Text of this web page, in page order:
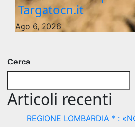
Targatocn.it
Ago 6, 2026
Cerca
Articoli recenti
REGIONE LOMBARDIA * :